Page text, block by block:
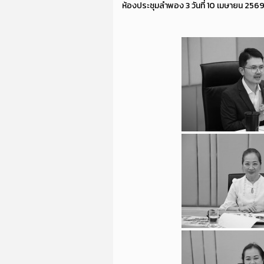
ห้องประชุมลำพอง 3 วันที่ 10 เมษายน 2569